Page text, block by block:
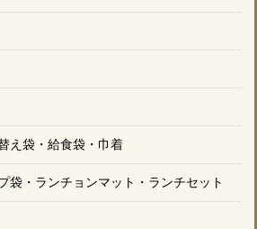
え袋・給食袋・巾着
袋・ランチョンマット・ランチセット